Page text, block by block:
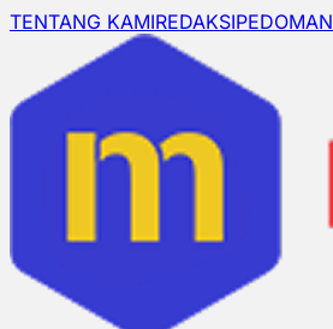
TENTANG KAMIREDAKSIPEDOMAN